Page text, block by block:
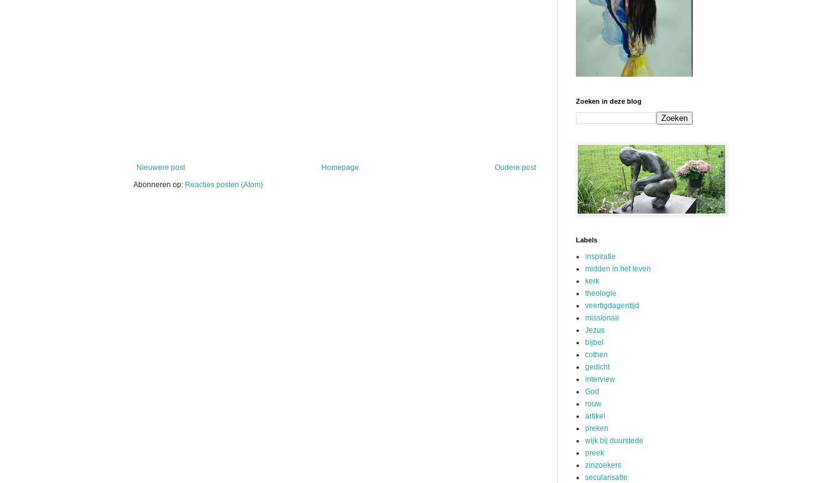
Nieuwere post Oudere post
Homepage
Abonneren op: Reacties posten (Atom)
Zoeken in deze blog
Labels
inspiratie
midden in het leven
kerk
theologie
veertigdagentijd
missionair
Jezus
bijbel
cothen
gedicht
interview
God
rouw
artikel
preken
wijk bij duurstede
preek
zinzoekers
secularisatie